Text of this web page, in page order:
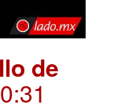
de